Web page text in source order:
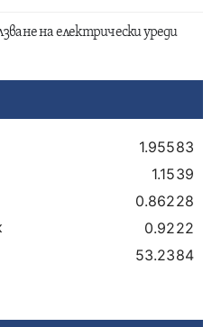
на електрически уреди
1.95583
1.1539
0.86228
0.9222
53.2384